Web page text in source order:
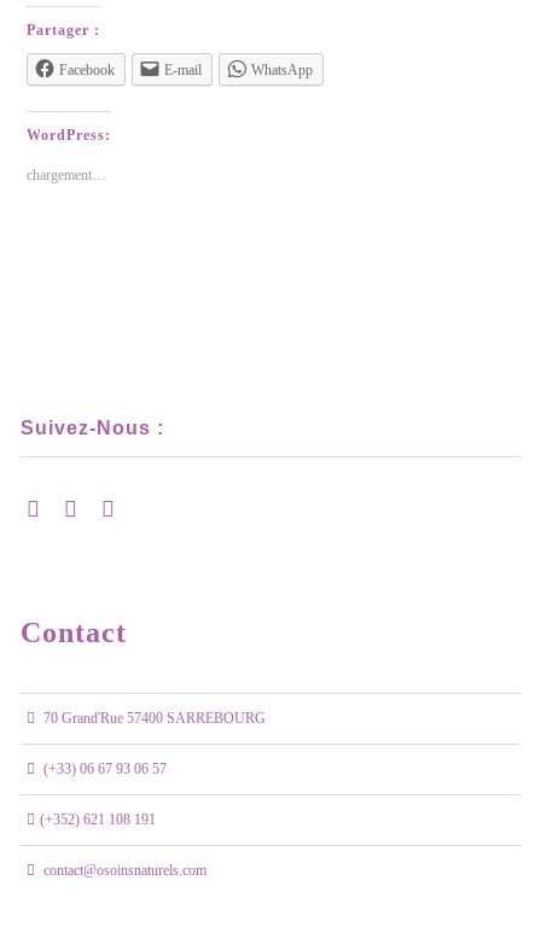
Partager :
Facebook E-mail WhatsApp
WordPress:
chargement…
Suivez-Nous :
Contact
70 Grand'Rue 57400 SARREBOURG
(+33) 06 67 93 06 57
(+352) 621 108 191
contact@osoinsnaturels.com